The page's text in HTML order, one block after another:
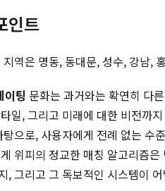
인트
역은 명동, 동대문, 성수, 강남,
이팅 문화는 과거와는 확연히 다
일, 그리고 미래에 대한 비전까
으로, 사용자에게 전례 없는 수
위피의 정교한 매칭 알고리즘
, 그리고 그 독보적인 시스템이